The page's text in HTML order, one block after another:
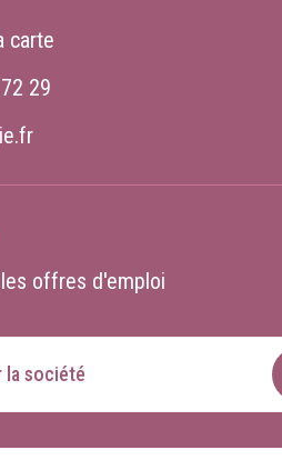
carte
29
offres d'emploi
la société